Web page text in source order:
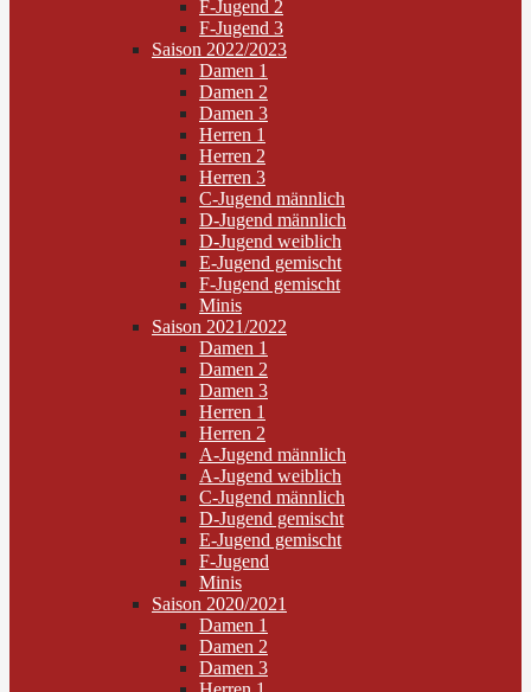
F-Jugend 2
F-Jugend 3
Saison 2022/2023
Damen 1
Damen 2
Damen 3
Herren 1
Herren 2
Herren 3
C-Jugend männlich
D-Jugend männlich
D-Jugend weiblich
E-Jugend gemischt
F-Jugend gemischt
Minis
Saison 2021/2022
Damen 1
Damen 2
Damen 3
Herren 1
Herren 2
A-Jugend männlich
A-Jugend weiblich
C-Jugend männlich
D-Jugend gemischt
E-Jugend gemischt
F-Jugend
Minis
Saison 2020/2021
Damen 1
Damen 2
Damen 3